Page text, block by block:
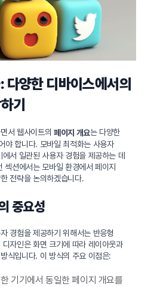
다양한 디바이스에서의
기
서 웹사이트의 페이지 개요는 다양한
야 합니다. 모바일 최적화는 사용자
서 일관된 사용자 경험을 제공하는 데
션에서는 모바일 환경에서 페이지
전략을 논의하겠습니다.
중요성
경험을 제공하기 위해서는 반응형
자인은 화면 크기에 따라 레이아웃과
식입니다. 이 방식의 주요 이점은:
기기에서 동일한 페이지 개요를